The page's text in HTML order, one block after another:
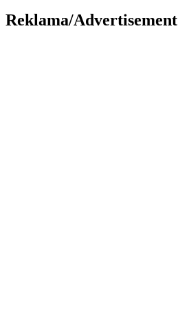
Reklama/Advertisement